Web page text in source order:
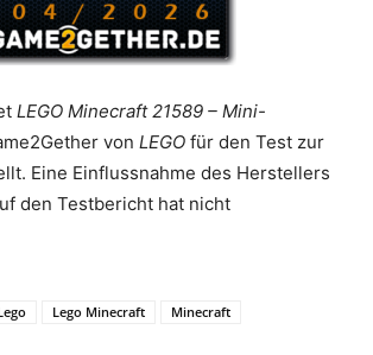
LEGO Minecraft 21589 – Mini-
von LEGO für den Test zur
Eine Einflussnahme des Herstellers
den Testbericht hat nicht
Lego Minecraft Minecraft